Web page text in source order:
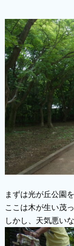
まずは光が丘公園
ここは木が生い茂
しかし、天気悪いな